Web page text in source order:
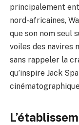
principalement
nord-africaines,
que son nom seul
voiles des navires
sans rappeler la
qu’inspire Jack